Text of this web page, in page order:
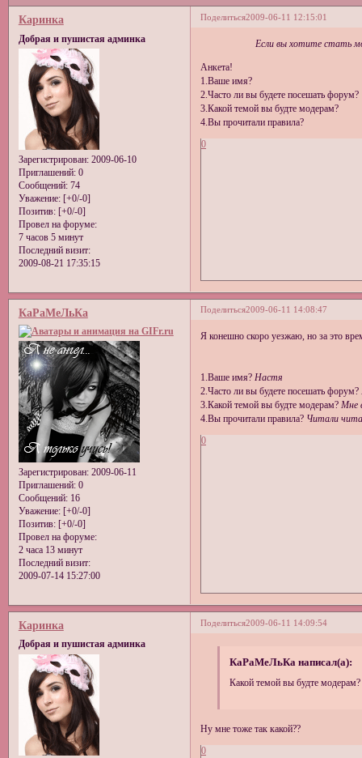
Поделиться2009-06-11 12:15:01
Каринка
Добрая и пушистая админка
Зарегистрирован: 2009-06-10
Приглашений:0
Сообщений:74
Уважение: [+0/-0]
Позитив: [+0/-0]
Провел на форуме:
7 часов 5 минут
Последний визит:
2009-08-21 17:35:15
Если вы хотите стать
Анкета!
1.Ваше имя?
2.Часто ли вы будете посешать форум?
3.Какой темой вы будте модерам?
4.Вы прочитали правила?
0
Поделиться2009-06-11 14:08:47
КаРаМеЛьКа
Зарегистрирован: 2009-06-11
Приглашений:0
Сообщений:16
Уважение: [+0/-0]
Позитив: [+0/-0]
Провел на форуме:
2 часа 13 минут
Последний визит:
2009-07-14 15:27:00
Я конешно скоро уезжаю, но за это
1.Ваше имя?Настя
2.Часто ли вы будете посешать форум?
3.Какой темой вы будте модерам?Мне
4.Вы прочитали правила? Читали
0
Поделиться2009-06-11 14:09:54
Каринка
Добрая и пушистая админка
КаРаМеЛьКа написал(а):
Какой темой вы будте
Ну мне тоже так какой??
0